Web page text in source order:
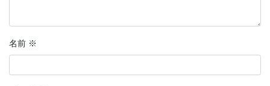
名前 ※